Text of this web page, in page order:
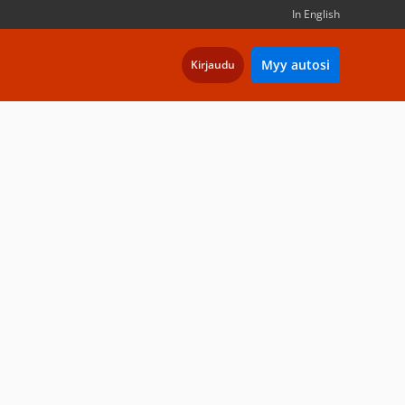
In English
Kirjaudu Myy autosi